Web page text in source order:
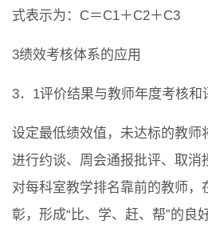
式表示为：C＝C1＋C2＋C3
3绩效考核体系的应用
3．1评价结果与教师年度考核和
设定最低绩效值，未达标的教师
进行约谈、周会通报批评、取消
对每科室教学排名靠前的教师，
彰，形成“比、学、赶、帮”的良